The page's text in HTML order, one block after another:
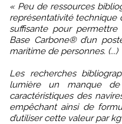
« Peu de ressources
représentativité technique
suffisante pour
Base Carbone® d’un
maritime de personnes. (...)
Les recherches
lumière un manque
caractéristiques des
empêchant ainsi de
d’utiliser cette valeur par